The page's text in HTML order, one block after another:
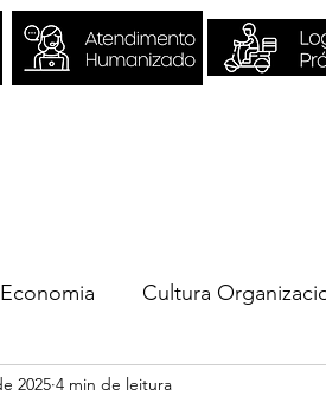
Economia Cultura
2025 4 min de leitura